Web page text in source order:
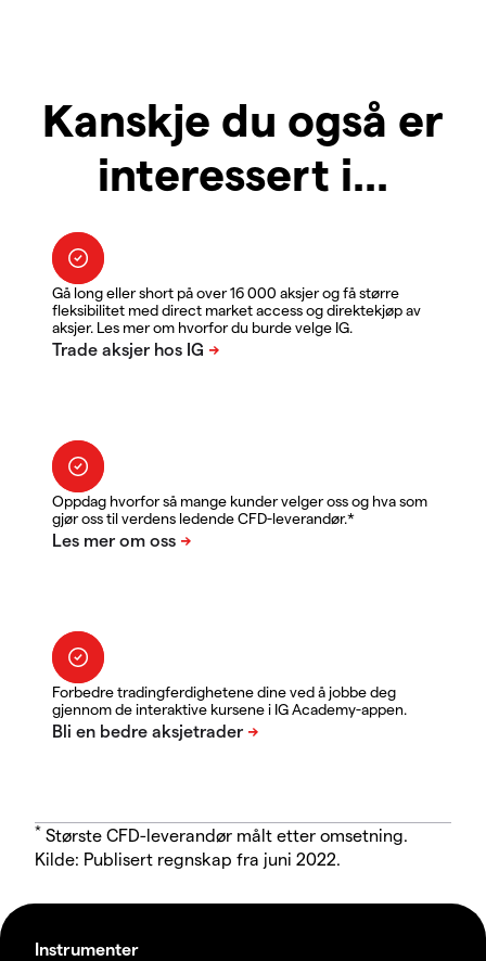
Kanskje du også er
interessert i...
Gå long eller short på over 16 000 aksjer og få større
fleksibilitet med direct market access og direktekjøp av
aksjer. Les mer om hvorfor du burde velge IG.
Oppdag hvorfor så mange kunder velger oss og hva som
gjør oss til verdens ledende CFD-leverandør.*
Forbedre tradingferdighetene dine ved å jobbe deg
gjennom de interaktive kursene i IG Academy-appen.
* Største CFD-leverandør målt etter omsetning.
Kilde: Publisert regnskap fra juni 2022.
Instrumenter